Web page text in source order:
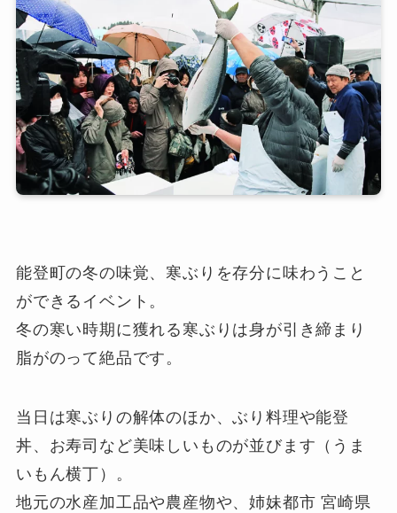
能登町の冬の味覚、寒ぶりを存分に味わうこと
ができるイベント。
冬の寒い時期に獲れる寒ぶりは身が引き締まり
脂がのって絶品です。
当日は寒ぶりの解体のほか、ぶり料理や能登
丼、お寿司など美味しいものが並びます（うま
いもん横丁）。
地元の水産加工品や農産物や、姉妹都市 宮崎県